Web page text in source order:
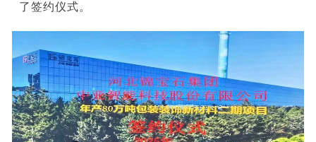
了签约仪式。